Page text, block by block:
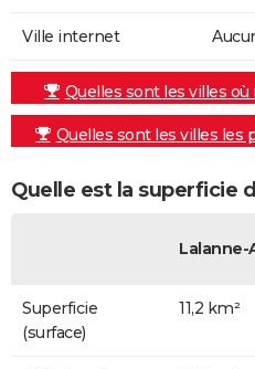
Ville internet
Quelles sont les villes
Quelles sont les villes les
Quelle est la superficie
Lalanne-
Superficie
(surface)
11,2 km²